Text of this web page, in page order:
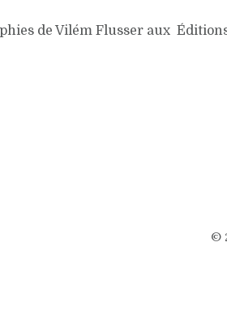
de Vilém Flusser aux
©